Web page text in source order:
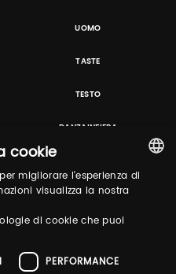
UOMO
TASTE
TESTO
DANZAINFIERA
ITALIAN
cookie
migliorare l'esperienza di
visualizza la nostra
di cookie che puoi
PERFORMANCE